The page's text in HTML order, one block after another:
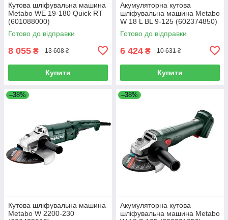
Кутова шліфувальна машина
Metabo WE 19-180 Quick RT
(601088000)
Готово до відправки
8 055 ₴ 13 608 ₴
Купити
Акумуляторна кутова
шліфувальна машина Metabo
W 18 L BL 9-125 (602374850)
Готово до відправки
6 424 ₴ 10 631 ₴
Купити
–38%
Кутова шліфувальна машина
Metabo W 2200-230
–38%
Акумуляторна кутова
шліфувальна машина Metabo